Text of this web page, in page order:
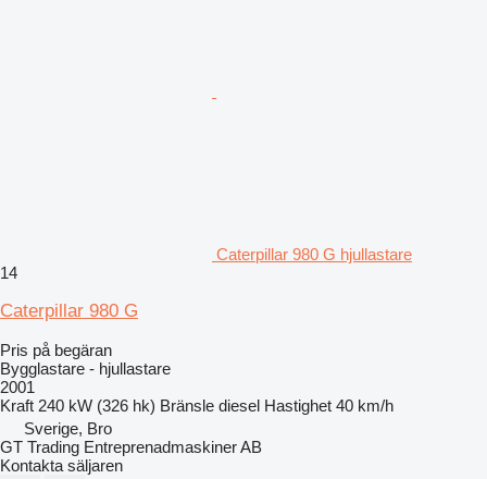
Caterpillar 980 G hjullastare
14
Caterpillar 980 G
Pris på begäran
Bygglastare - hjullastare
2001
Kraft 240 kW (326 hk) Bränsle diesel Hastighet 40 km/h
Sverige, Bro
GT Trading Entreprenadmaskiner AB
Kontakta säljaren